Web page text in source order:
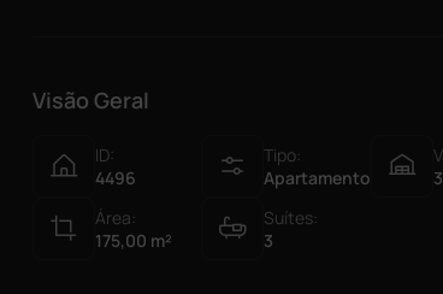
Visão Geral
ID:
4496
Tipo:
Apartamento
3
Área:
175,00 m²
Suítes:
3